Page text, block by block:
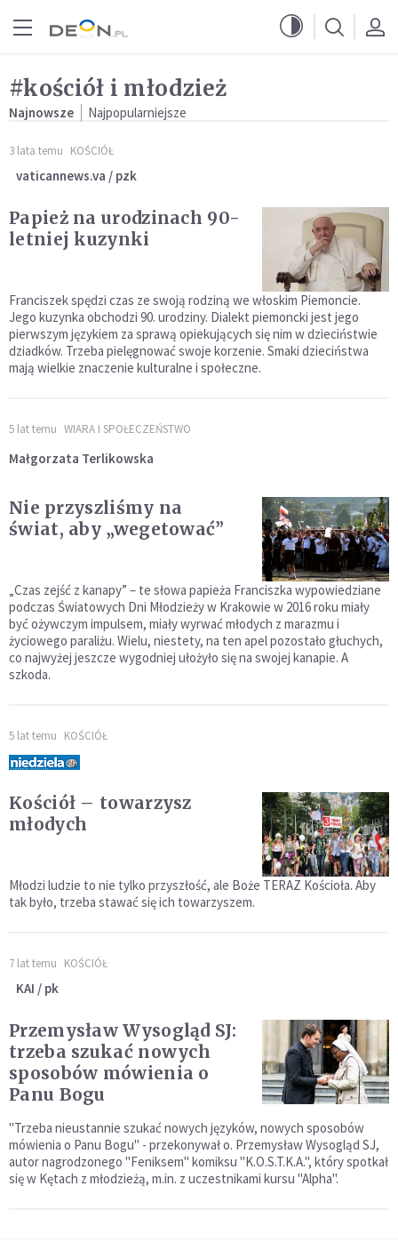
#kościół i młodzież
Najnowsze Najpopularniejsze
3 lata temu KOŚCIÓŁ
vaticannews.va / pzk
Papież na urodzinach 90-
letniej kuzynki
Franciszek spędzi czas ze swoją rodziną we włoskim Piemoncie.
Jego kuzynka obchodzi 90. urodziny. Dialekt piemoncki jest jego
pierwszym językiem za sprawą opiekujących się nim w dzieciństwie
dziadków. Trzeba pielęgnować swoje korzenie. Smaki dzieciństwa
mają wielkie znaczenie kulturalne i społeczne.
5 lat temu WIARA I SPOŁECZEŃSTWO
Małgorzata Terlikowska
Nie przyszliśmy na
świat, aby „wegetować”
„Czas zejść z kanapy” – te słowa papieża Franciszka wypowiedziane
podczas Światowych Dni Młodzieży w Krakowie w 2016 roku miały
być ożywczym impulsem, miały wyrwać młodych z marazmu i
życiowego paraliżu. Wielu, niestety, na ten apel pozostało głuchych,
co najwyżej jeszcze wygodniej ułożyło się na swojej kanapie. A
szkoda.
5 lat temu KOŚCIÓŁ
Kościół – towarzysz
młodych
Młodzi ludzie to nie tylko przyszłość, ale Boże TERAZ Kościoła. Aby
tak było, trzeba stawać się ich towarzyszem.
7 lat temu KOŚCIÓŁ
KAI / pk
Przemysław Wysogląd SJ:
trzeba szukać nowych
sposobów mówienia o
Panu Bogu
"Trzeba nieustannie szukać nowych języków, nowych sposobów
mówienia o Panu Bogu" - przekonywał o. Przemysław Wysogląd SJ,
autor nagrodzonego "Feniksem" komiksu "K.O.S.T.K.A.", który spotkał
się w Kętach z młodzieżą, m.in. z uczestnikami kursu "Alpha".